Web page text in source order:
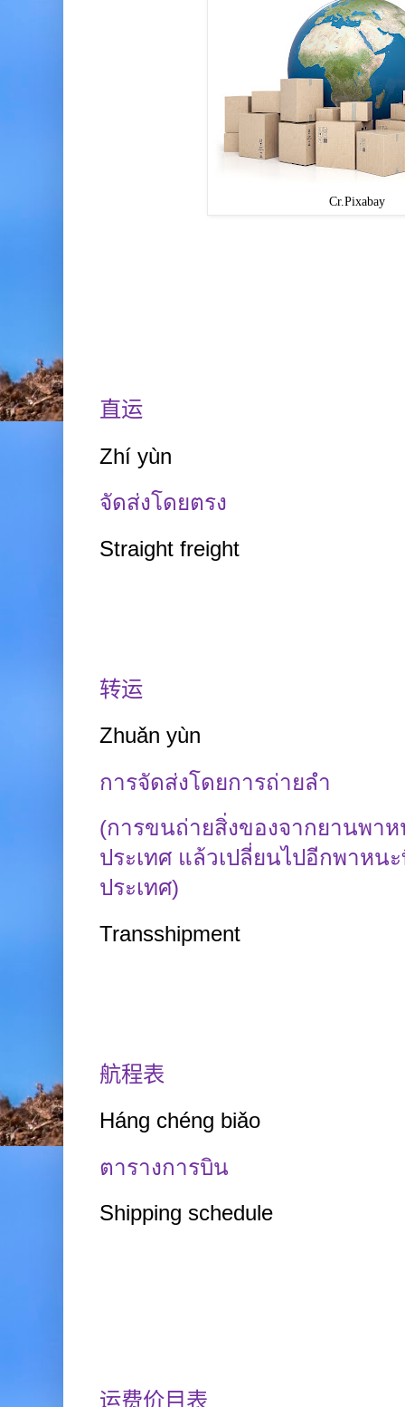
Cr.Pixabay
直运
Zhí yùn
จัดส่งโดยตรง
Straight freight
转运
Zhuǎn yùn
การจัดส่งโดยการถ่ายลำ
(การขนถ่ายสิ่งของจากยานพา
ประเทศ แล้วเปลี่ยนไปอีกพาหน
ประเทศ)
Transshipment
航程表
Háng chéng biǎo
ตารางการบิน
Shipping schedule
运费价目表